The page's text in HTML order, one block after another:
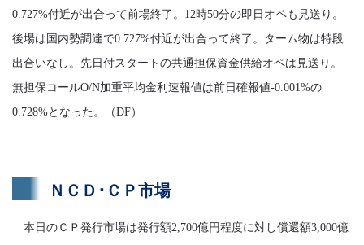
0.727%付近が出合って前場終了。12時50分の即日オペも見送り。
後場は国内勢調達で0.727%付近が出合って終了。ターム物は特段
出合いなし。先日付スタートの共通担保資金供給オペは見送り。
無担保コールO/N加重平均金利速報値は前日確報値-0.001%の
0.728%となった。（DF）
ＮＣＤ･ＣＰ市場
本日のＣＰ発行市場は発行額2,700億円程度に対し償還額3,000億